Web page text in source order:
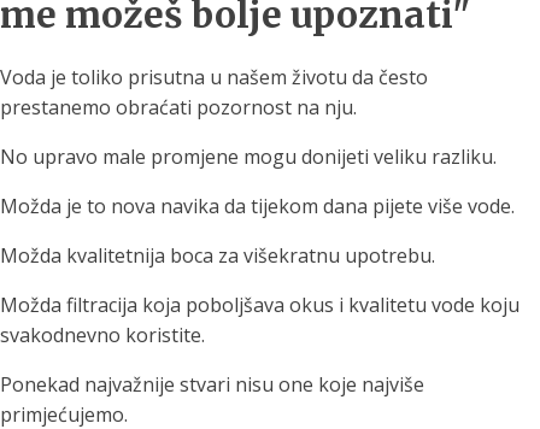
me možeš bolje upoznati"
Voda je toliko prisutna u našem životu da često
prestanemo obraćati pozornost na nju.
No upravo male promjene mogu donijeti veliku razliku.
Možda je to nova navika da tijekom dana pijete više vode.
Možda kvalitetnija boca za višekratnu upotrebu.
Možda filtracija koja poboljšava okus i kvalitetu vode koju
svakodnevno koristite.
Ponekad najvažnije stvari nisu one koje najviše
primjećujemo.